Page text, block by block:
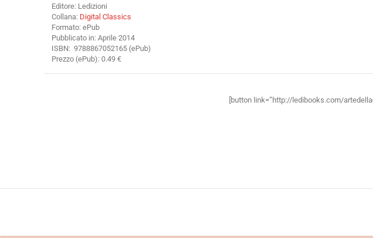
Editore: Ledizioni
Collana: Digital Classics
Formato: ePub
Pubblicato in: Aprile 2014
ISBN: 9788867052165 (ePub)
Prezzo (ePub): 0.49 €
[button link=”http://ledibooks.com/